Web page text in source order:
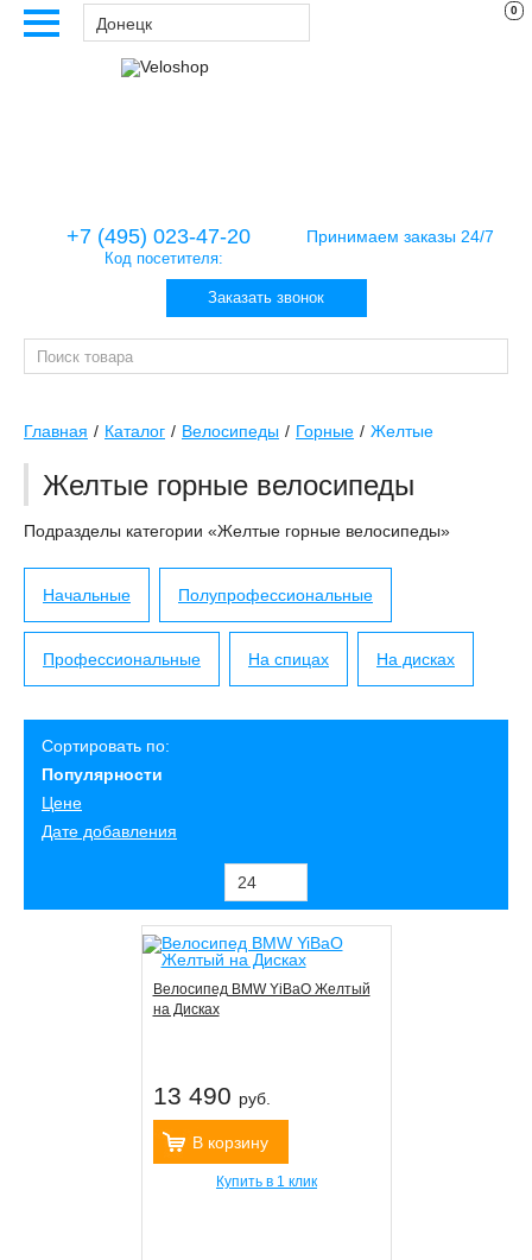
Донецк
0
+7 (495) 023-47-20
Код посетителя:
Принимаем заказы 24/7
Заказать звонок
Главная Каталог Велосипеды Горные Желтые
Желтые горные велосипеды
Подразделы категории «Желтые горные велосипеды»
Начальные Полупрофессиональные
Профессиональные На спицах На дисках
Сортировать по:
Популярности
Цене
Дате добавления
Велосипед BMW YiBaO Желтый
на Дисках
13 490 руб.
В корзину
Купить в 1 клик